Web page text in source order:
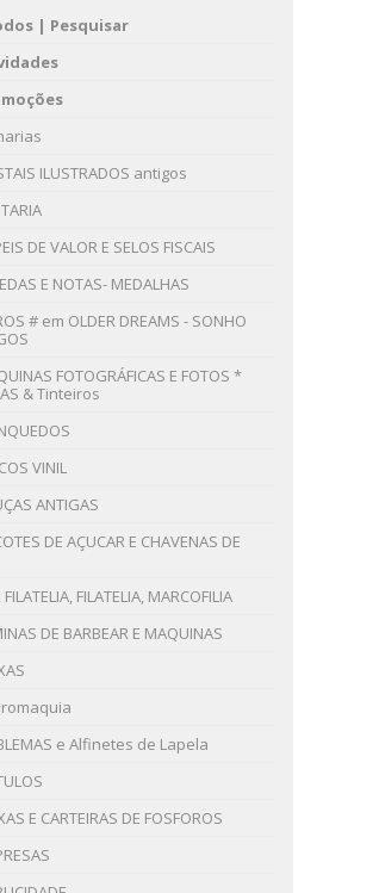
| Pesquisar
ILUSTRADOS antigos
DE VALOR E SELOS FISCAIS
E NOTAS- MEDALHAS
# em OLDER DREAMS - SONHO
FOTOGRÁFICAS E FOTOS *
& Tinteiros
VINIL
ANTIGAS
DE AÇUCAR E CHAVENAS DE
FILATELIA, FILATELIA, MARCOFILIA
DE BARBEAR E MAQUINAS
e Alfinetes de Lapela
E CARTEIRAS DE FOSFOROS